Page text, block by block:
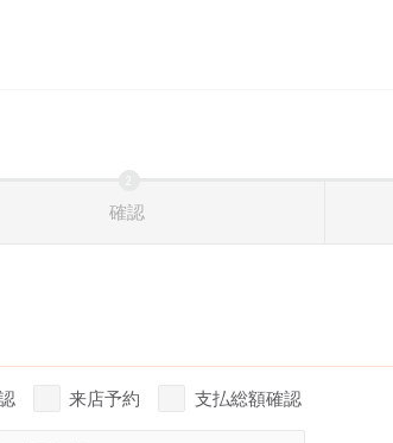
確認
来店予約 支払総額確認